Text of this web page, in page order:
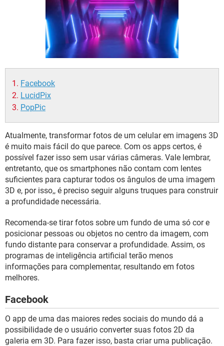
GUIA DE COMPRAS
Facebook
LucidPix
PopPic
Atualmente, transformar fotos de um celular em imagens 3D
é muito mais fácil do que parece. Com os apps certos, é
possível fazer isso sem usar várias câmeras. Vale lembrar,
entretanto, que os smartphones não contam com lentes
suficientes para capturar todos os ângulos de uma imagem
3D e, por isso,, é preciso seguir alguns truques para construir
a profundidade necessária.
Recomenda-se tirar fotos sobre um fundo de uma só cor e
posicionar pessoas ou objetos no centro da imagem, com
fundo distante para conservar a profundidade. Assim, os
programas de inteligência artificial terão menos
informações para complementar, resultando em fotos
melhores.
Facebook
O app de uma das maiores redes sociais do mundo dá a
possibilidade de o usuário converter suas fotos 2D da
galeria em 3D. Para fazer isso, basta criar uma publicação.